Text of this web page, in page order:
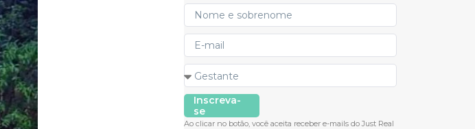
Inscreva-
se
Ao clicar no botão, você aceita receber e-mails do Just Real